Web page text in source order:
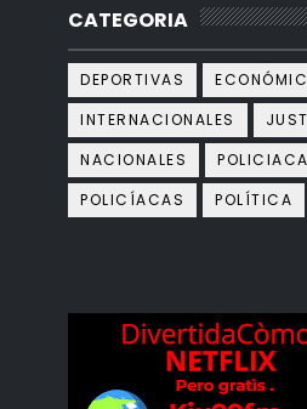
CATEGORIA
DEPORTIVAS
INTERNACIONALES
NACIONALES
POLICÍACAS
POLÍTICA